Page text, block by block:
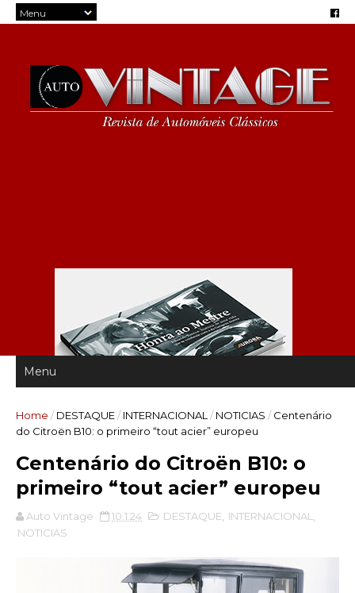
Home / DESTAQUE/ INTERNACIONAL / NOTICIAS / Centenário
do Citroën B10: o primeiro “tout acier” europeu
Centenário do Citroën B10: o
primeiro “tout acier” europeu
Auto Vintage 10.1.24 DESTAQUE INTERNACIONAL
NOTICIAS